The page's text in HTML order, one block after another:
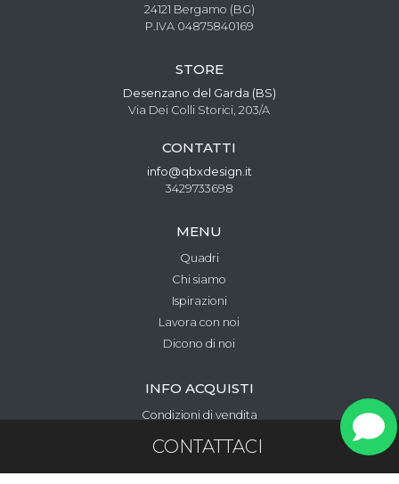
CONTATTACI
24121 Bergamo (BG)
P.IVA 04875840169
STORE
Desenzano del Garda (BS)
Via Dei Colli Storici, 203/A
CONTATTI
info@qbxdesign.it
3429733698
MENU
Quadri
Chi siamo
Ispirazioni
Lavora con noi
Dicono di noi
INFO ACQUISTI
Condizioni di vendita
Metodi di pagamento